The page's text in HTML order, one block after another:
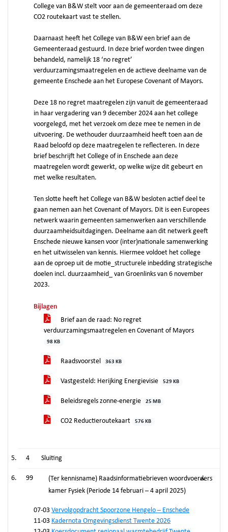
College van B&W stelt voor aan de gemeenteraad om deze
CO2 routekaart vast te stellen.
Daarnaast heeft het College van B&W een brief aan de
Gemeenteraad gestuurd. In deze brief worden twee dingen
behandeld, namelijk 18 ‘no regret’
verduurzamingsmaatregelen en de actieve deelname van de
gemeente Enschede aan het Europese Covenant of Mayors.
Deze 18 no regret maatregelen zijn vanuit de gemeenteraad
in haar vergadering van 9 december 2024 aan het college
voorgelegd, met het verzoek om deze mee te nemen in de
uitvoering. De wethouder duurzaamheid heeft toen aan de
Raad beloofd op deze maatregelen te reflecteren. In deze
brief beschrijft het College of in Enschede aan deze
maatregelen wordt gewerkt, op welke wijze dit gebeurt en
met welke resultaten.
Ten slotte heeft het College van B&W besloten actief deel te
gaan nemen aan het Covenant of Mayors. Dit is een Europees
netwerk waarin gemeenten samenwerken aan verschillende
duurzaamheidsuitdagingen. Deelname aan dit netwerk geeft
Enschede nieuwe kansen voor (inter)nationale samenwerking
en het uitwisselen van kennis. Hiermee voldoet het college
aan de oproep uit de motie_structurele inbedding strategische
doelen incl. duurzaamheid_ van Groenlinks van 6 november
2023.
Bijlagen
Brief aan de raad: No regret
verduurzamingsmaatregelen en Covenant of Mayors
98 KB
Raadsvoorstel 363 KB
Vastgesteld: Herijking Energievisie 529 KB
Beleidsregels zonne-energie 25 MB
CO2 Reductieroutekaart 576 KB
4 Sluiting
99
(Ter kennisname) Raadsinformatiebrieven woordvoerders
kamer Fysiek (Periode 14 februari – 4 april 2025)
07-03 Vervolgopdracht Spoorzone Hengelo – Enschede
11-03 Kadernota Omgevingsdienst Twente 2026